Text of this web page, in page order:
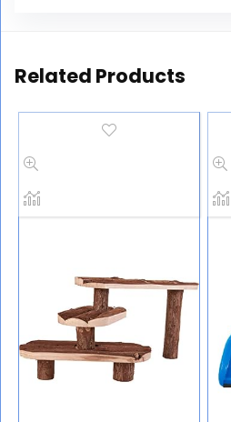
Related Products